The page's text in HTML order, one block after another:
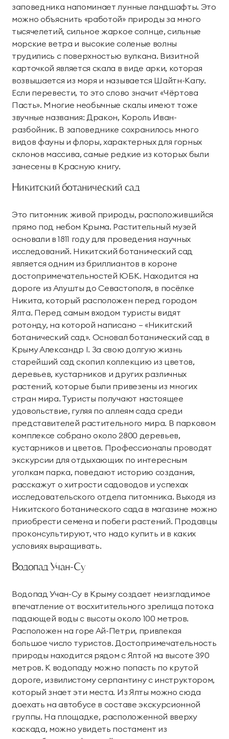
заповедника напоминает лунные ландшафты. Это
можно объяснить «работой» природы за много
тысячелетий, сильное жаркое солнце, сильные
морские ветра и высокие соленые волны
трудились с поверхностью вулкана. Визитной
карточкой является скала в виде арки, которая
возвышается из моря и называется Шайтн-Капу.
Если перевести, то это слово значит «Чёртова
Пасть». Многие необычные скалы имеют тоже
звучные названия: Дракон, Король Иван-
разбойник. В заповеднике сохранилось много
видов фауны и флоры, характерных для горных
склонов массива, самые редкие из которых были
занесены в Красную книгу.
Никитский ботанический сад
Это питомник живой природы, расположившийся
прямо под небом Крыма. Растительный музей
основали в 1811 году для проведения научных
исследований. Никитский ботанический сад
является одним из бриллиантов в короне
достопримечательностей ЮБК. Находится на
дороге из Алушты до Севастополя, в посёлке
Никита, который расположен перед городом
Ялта. Перед самым входом туристы видят
ротонду, на которой написано – «Никитский
ботанический сад». Основал ботанический сад в
Крыму Александр I. За свою долгую жизнь
старейший сад скопил коллекцию из цветов,
деревьев, кустарников и других различных
растений, которые были привезены из многих
стран мира. Туристы получают настоящее
удовольствие, гуляя по аллеям сада среди
представителей растительного мира. В парковом
комплексе собрано около 2800 деревьев,
кустарников и цветов. Профессионалы проводят
экскурсии для отдыхающих по интересным
уголкам парка, поведают историю создания,
расскажут о хитрости садоводов и успехах
исследовательского отдела питомника. Выходя из
Никитского ботанического сада в магазине можно
приобрести семена и побеги растений. Продавцы
проконсультируют, что надо купить и в каких
условиях выращивать.
Водопад Учан-Су
Водопад Учан-Су в Крыму создает неизгладимое
впечатление от восхитительного зрелища потока
падающей воды с высоты около 100 метров.
Расположен на горе Ай-Петри, привлекая
большое число туристов. Достопримечательность
природы находится рядом с Ялтой на высоте 390
метров. К водопаду можно попасть по крутой
дороге, извилистому серпантину с инструктором,
который знает эти места. Из Ялты можно сюда
доехать на автобусе в составе экскурсионной
группы. На площадке, расположенной вверху
каскада, можно увидеть постамент из